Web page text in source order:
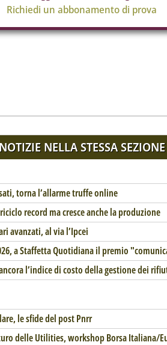
Richiedi un abbonamento di prova
NOTIZIE NELLA STESSA SEZIONE
torna l’allarme truffe online
record ma cresce anche la produzione
avanzati, al via l’Ipcei
a Staffetta Quotidiana il premio
l’indice di costo della gestione dei
le sfide del post Pnrr
delle Utilities, workshop Borsa Italiana/